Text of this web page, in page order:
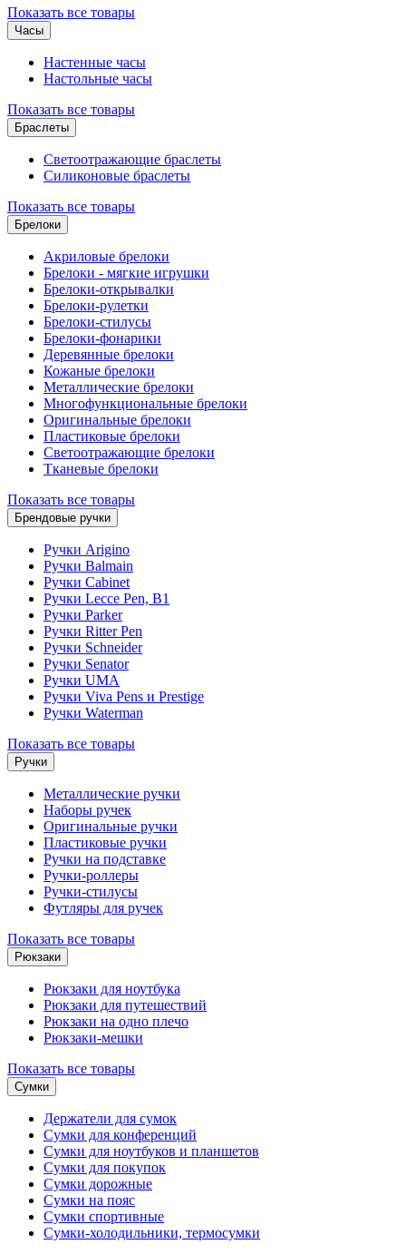
Показать все товары
Часы
Настенные часы
Настольные часы
Показать все товары
Браслеты
Светоотражающие браслеты
Силиконовые браслеты
Показать все товары
Брелоки
Акриловые брелоки
Брелоки - мягкие игрушки
Брелоки-открывалки
Брелоки-рулетки
Брелоки-стилусы
Брелоки-фонарики
Деревянные брелоки
Кожаные брелоки
Металлические брелоки
Многофункциональные брелоки
Оригинальные брелоки
Пластиковые брелоки
Светоотражающие брелоки
Тканевые брелоки
Показать все товары
Брендовые ручки
Ручки Arigino
Ручки Balmain
Ручки Cabinet
Ручки Lecce Pen, B1
Ручки Parker
Ручки Ritter Pen
Ручки Schneider
Ручки Senator
Ручки UMA
Ручки Viva Pens и Prestige
Ручки Waterman
Показать все товары
Ручки
Металлические ручки
Наборы ручек
Оригинальные ручки
Пластиковые ручки
Ручки на подставке
Ручки-роллеры
Ручки-стилусы
Футляры для ручек
Показать все товары
Рюкзаки
Рюкзаки для ноутбука
Рюкзаки для путешествий
Рюкзаки на одно плечо
Рюкзаки-мешки
Показать все товары
Сумки
Держатели для сумок
Сумки для конференций
Сумки для ноутбуков и планшетов
Сумки для покупок
Сумки дорожные
Сумки на пояс
Сумки спортивные
Сумки-холодильники, термосумки